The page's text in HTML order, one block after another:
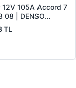
105A Accord 7
08 | DENSO
OEM 31100-RAA-
TL